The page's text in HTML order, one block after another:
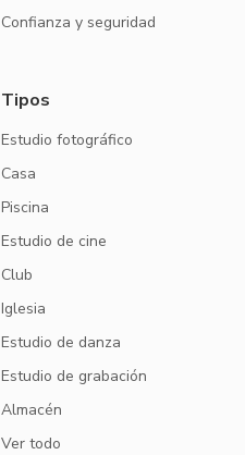
Confianza y seguridad
Tipos
Estudio fotográfico
Casa
Piscina
Estudio de cine
Club
Iglesia
Estudio de danza
Estudio de grabación
Almacén
Ver todo